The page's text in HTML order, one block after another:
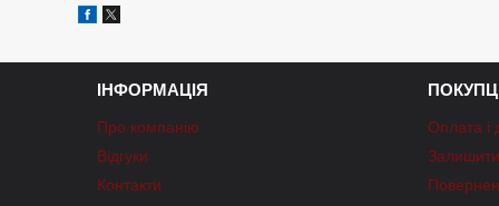
ІНФОРМАЦІЯ
Про компанію
Відгуки
Контакти
Оплата і
Залишити